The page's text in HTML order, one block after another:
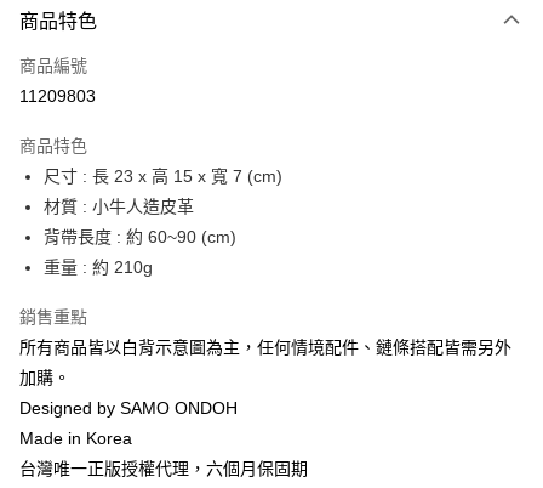
6 期 0 利率 每期
合作金庫商業銀行
上海商業儲蓄銀行
臺灣中小企業銀行
匯豐（台灣）商業銀行
聯邦商業銀行
元大商業銀行
玉山商業銀行
台灣樂天信用卡公司
LINE Pay
Apple Pay
街口支付
悠遊付
Google Pay
大哥付你分期
相關說明
【大哥付你分期使用說明】
1.本服務由台灣大哥大提供，台灣大哥大用戶可立即使用無須另外申請。
2.付款方式選擇「大哥付你分期」，訂單成立後會自動跳轉到大哥付的交易
成交易。
AFTEE先享後付
相關說明
【關於「AFTEE先享後付」】
ATM付款
商品特色
商品編號
11209803
商品特色
尺寸 : 長 23 x 高 15 x 寬 7 (cm)
材質 : 小牛人造皮革
背帶長度 : 約 60~90 (cm)
重量 : 約 210g
銷售重點
所有商品皆以白背示意圖為主，任何情境配件、鏈條搭配皆需另外
加購。
Designed by SAMO ONDOH
Made in Korea
台灣唯一正版授權代理，六個月保固期